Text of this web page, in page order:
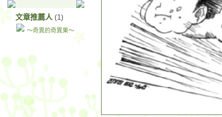
文章推薦人 (1)
～奇異的奇異果～